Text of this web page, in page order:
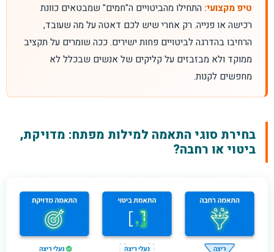
טיפ מקצועי: התחילו מהביטויים ה"חמים" שמבטאים כוונת
רכישה או פנייה. רק אחרי שיש לכם דאטה על מה שעובד,
הרחיבו בהדרגה לביטויים פחות ישירים. ככה שומרים על תקציב
ממוקד ולא מבזבזים על קליקים של אנשים שבכלל לא
מחפשים לקנות.
בחירת סוגי התאמה למילות מפתח: מדויקת,
ביטוי או רחבה?